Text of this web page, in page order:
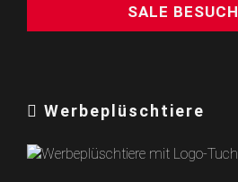
SALE
Werbeplüschtiere